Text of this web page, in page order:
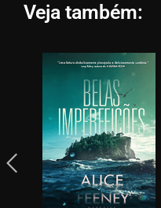
Veja também: